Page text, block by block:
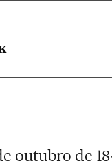
Sociales
outubro de